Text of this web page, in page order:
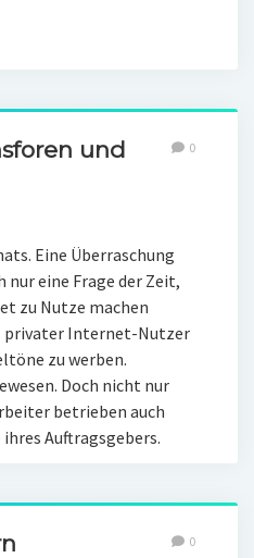
und
0
Eine Überraschung
nur eine Frage der Zeit,
zu Nutze machen
privater Internet-Nutzer
zu werben.
Doch nicht nur
betrieben auch
Auftragsgebers.
0